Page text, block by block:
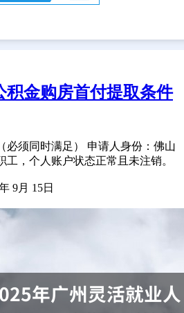
积金购房首付提取条件
必须同时满足） 申请人身份：佛山
工，个人账户状态正常且未注销。
9月 15日